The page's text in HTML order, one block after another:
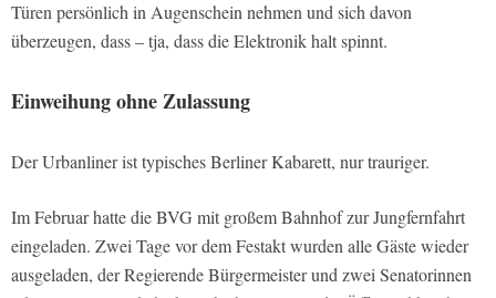
Türen persönlich in Augenschein nehmen und sich davon
überzeugen, dass – tja, dass die Elektronik halt spinnt.
Einweihung ohne Zulassung
Der Urbanliner ist typisches Berliner Kabarett, nur trauriger.
Im Februar hatte die BVG mit großem Bahnhof zur Jungfernfahrt
eingeladen. Zwei Tage vor dem Festakt wurden alle Gäste wieder
ausgeladen, der Regierende Bürgermeister und zwei Senatorinnen